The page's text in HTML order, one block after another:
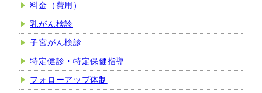
料金（費用）
乳がん検診
子宮がん検診
特定健診・特定保健指導
フォローアップ体制